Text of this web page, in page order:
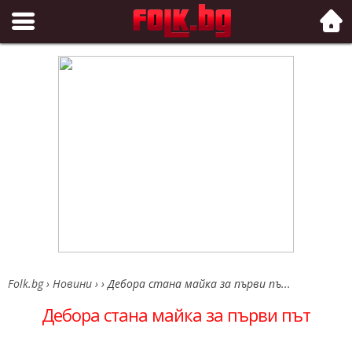
Folk.bg
Folk.bg › Новини › ›Дебора стана майка за първи пъ...
Дебора стана майка за първи път